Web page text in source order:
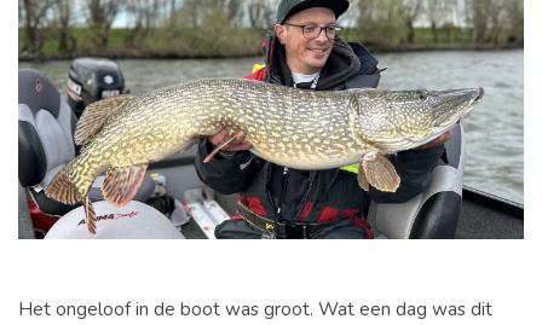
Het ongeloof in de boot was groot. Wat een dag was dit